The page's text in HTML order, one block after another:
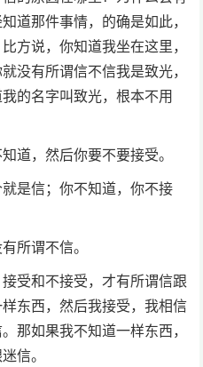
道那件事情，的确是如此，
方说，你知道我坐在这里，
没有所谓信不信我是致光，
的名字叫致光，根本不用
道，然后你要不要接受。
是信；你不知道，你不接
所谓不信。
受和不接受，才有所谓信跟
东西，然后我接受，我相信
那如果我不知道一样东西，
信。